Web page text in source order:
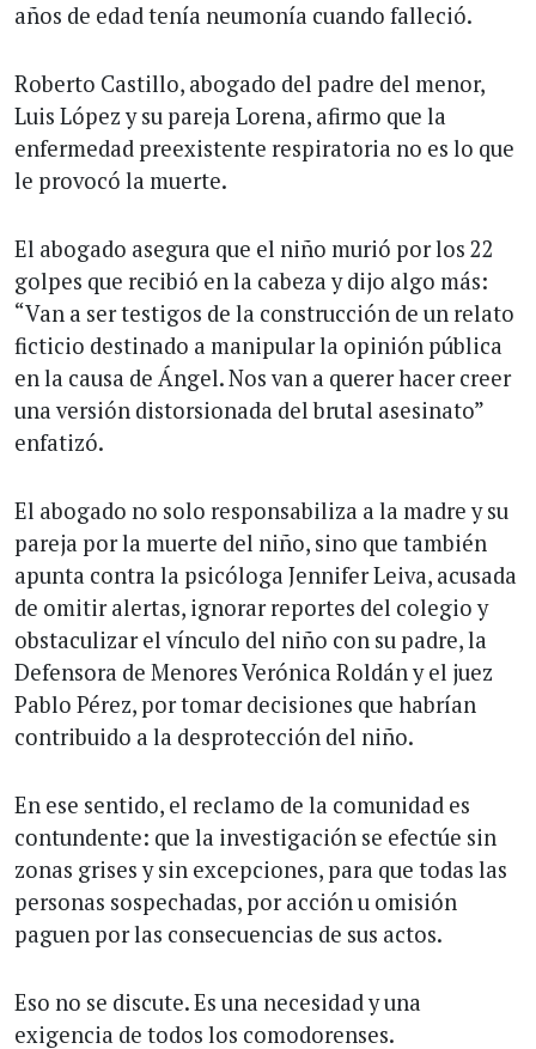
años de edad tenía neumonía cuando falleció.
Roberto Castillo, abogado del padre del menor,
Luis López y su pareja Lorena, afirmo que la
enfermedad preexistente respiratoria no es lo que
le provocó la muerte.
El abogado asegura que el niño murió por los 22
golpes que recibió en la cabeza y dijo algo más:
“Van a ser testigos de la construcción de un relato
ficticio destinado a manipular la opinión pública
en la causa de Ángel. Nos van a querer hacer creer
una versión distorsionada del brutal asesinato”
enfatizó.
El abogado no solo responsabiliza a la madre y su
pareja por la muerte del niño, sino que también
apunta contra la psicóloga Jennifer Leiva, acusada
de omitir alertas, ignorar reportes del colegio y
obstaculizar el vínculo del niño con su padre, la
Defensora de Menores Verónica Roldán y el juez
Pablo Pérez, por tomar decisiones que habrían
contribuido a la desprotección del niño.
En ese sentido, el reclamo de la comunidad es
contundente: que la investigación se efectúe sin
zonas grises y sin excepciones, para que todas las
personas sospechadas, por acción u omisión
paguen por las consecuencias de sus actos.
Eso no se discute. Es una necesidad y una
exigencia de todos los comodorenses.